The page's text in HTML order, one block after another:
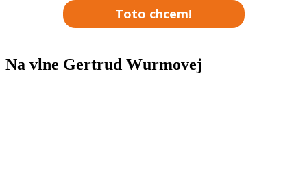
Toto chcem!
Na vlne Gertrud Wurmovej